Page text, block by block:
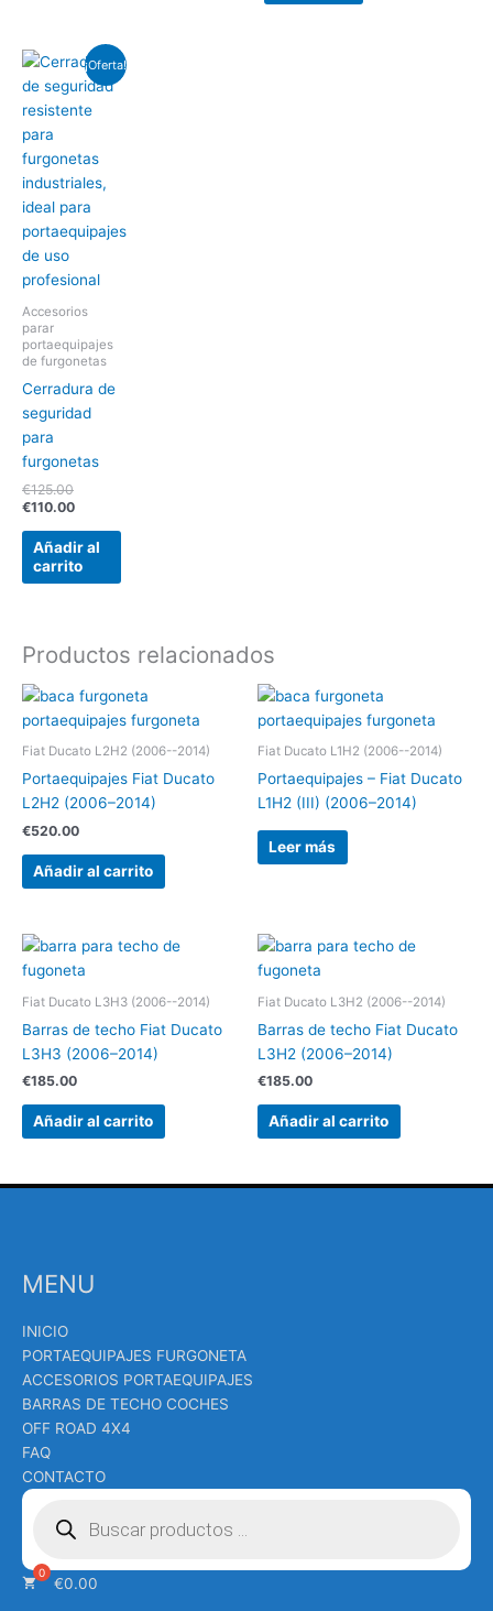
¡Oferta!
Accesorios
parar
portaequipajes
de furgonetas
Cerradura de
seguridad
para
furgonetas
€125.00
El
precio
original
era:
€110.00
El
precio
actual
es:
Añadir al
carrito
Productos relacionados
Fiat Ducato L2H2 (2006--2014)
Portaequipajes Fiat Ducato
L2H2 (2006–2014)
€520.00
Añadir al carrito
Fiat Ducato L1H2 (2006--2014)
Portaequipajes – Fiat Ducato
L1H2 (III) (2006–2014)
Leer más
Fiat Ducato L3H3 (2006--2014)
Barras de techo Fiat Ducato
L3H3 (2006–2014)
€185.00
Añadir al carrito
Fiat Ducato L3H2 (2006--2014)
Barras de techo Fiat Ducato
L3H2 (2006–2014)
€185.00
Añadir al carrito
MENU
INICIO
PORTAEQUIPAJES FURGONETA
ACCESORIOS PORTAEQUIPAJES
BARRAS DE TECHO COCHES
OFF ROAD 4X4
FAQ
CONTACTO
Búsqueda
productos
€0.00